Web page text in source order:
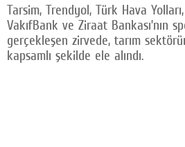
Tarsim, Trendyol, Türk Hava
VakıfBank ve Ziraat Bankası’nın
gerçekleşen zirvede, tarım
kapsamlı şekilde ele alındı.